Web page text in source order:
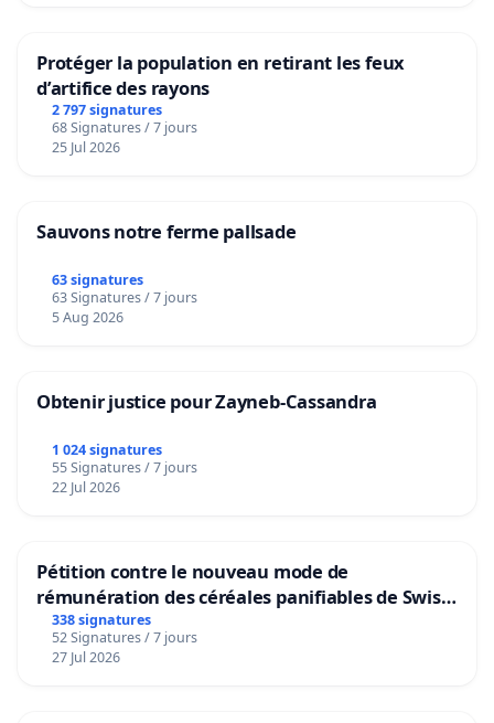
Protéger la population en retirant les feux
d’artifice des rayons
2 797 signatures
68 Signatures / 7 jours
25 Jul 2026
Sauvons notre ferme pallsade
63 signatures
63 Signatures / 7 jours
5 Aug 2026
Obtenir justice pour Zayneb-Cassandra
1 024 signatures
55 Signatures / 7 jours
22 Jul 2026
Pétition contre le nouveau mode de
rémunération des céréales panifiables de Swiss
granum basé sur la teneur en protéines
338 signatures
52 Signatures / 7 jours
27 Jul 2026